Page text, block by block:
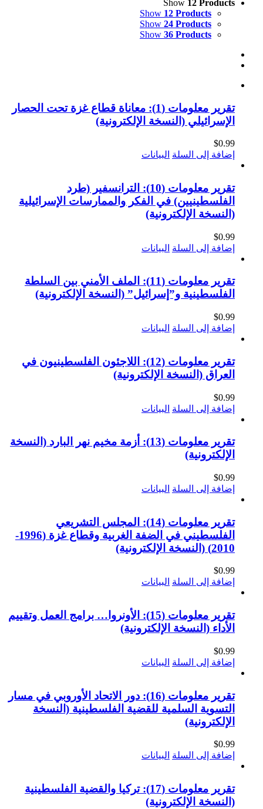
Show 12 Products
Show 12 Products
Show 24 Products
Show 36 Products
تقرير معلومات (1): معاناة قطاع غزة تحت الحصار
الإسرائيلي (النسخة الإلكترونية)
$0.99
إضافة إلى السلة البيانات
تقرير معلومات (10): الترانسفير (طرد
الفلسطينيين) في الفكر والممارسات الإسرائيلية
(النسخة الإلكترونية)
$0.99
إضافة إلى السلة البيانات
تقرير معلومات (11): الملف الأمني بين السلطة
الفلسطينية و”إسرائيل” (النسخة الإلكترونية)
$0.99
إضافة إلى السلة البيانات
تقرير معلومات (12): اللاجئون الفلسطينيون في
العراق (النسخة الإلكترونية)
$0.99
إضافة إلى السلة البيانات
تقرير معلومات (13): أزمة مخيم نهر البارد (النسخة
الإلكترونية)
$0.99
إضافة إلى السلة البيانات
تقرير معلومات (14): المجلس التشريعي
الفلسطيني في الضفة الغربية وقطاع غزة (1996-
2010) (النسخة الإلكترونية)
$0.99
إضافة إلى السلة البيانات
تقرير معلومات (15): الأونروا… برامج العمل وتقييم
الأداء (النسخة الإلكترونية)
$0.99
إضافة إلى السلة البيانات
تقرير معلومات (16): دور الاتحاد الأوروبي في مسار
التسوية السلمية للقضية الفلسطينية (النسخة
الإلكترونية)
$0.99
إضافة إلى السلة البيانات
تقرير معلومات (17): تركيا والقضية الفلسطينية
(النسخة الإلكترونية)